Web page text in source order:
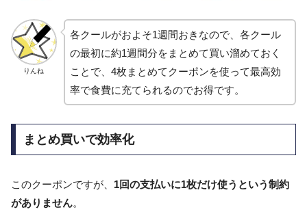
りんね
各クールがおよそ1週間おきなので、各クール
の最初に約1週間分をまとめて買い溜めておく
ことで、4枚まとめてクーポンを使って最高効
率で食費に充てられるのでお得です。
まとめ買いで効率化
このクーポンですが、 1回の支払いに1枚だけ使うという制約
がありません。